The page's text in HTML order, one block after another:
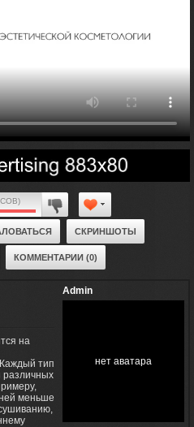
СКРИНШОТЫ
КОММЕНТАРИИ (0)
Admin
нет аватара
на
тип
различных
меньше